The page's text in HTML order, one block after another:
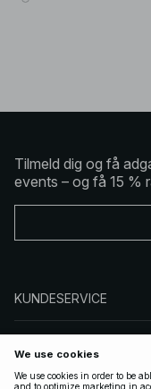
Tilmeld dig og få
events – og få 15 %
KUNDESERVICE